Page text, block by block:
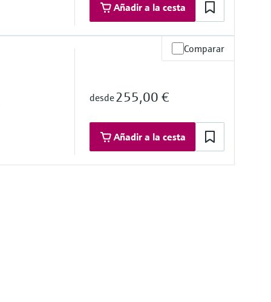
Añadir a la cesta
bajo demanda
Comparar
desde255,00 €
Añadir a la cesta